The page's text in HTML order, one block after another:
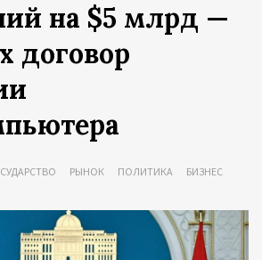
на $5 млрд —
договор
РЫНОК ПОЛИТИКА БИЗНЕС